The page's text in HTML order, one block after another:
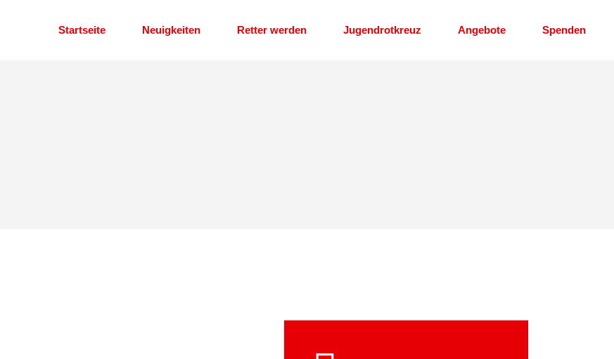
Startseite Neuigkeiten Retter werden Jugendrotkreuz Angebote Spenden